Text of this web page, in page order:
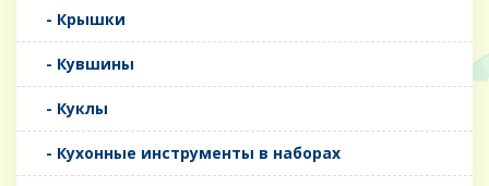
- Крышки
- Кувшины
- Куклы
- Кухонные инструменты в наборах